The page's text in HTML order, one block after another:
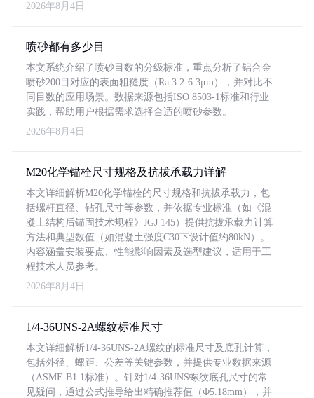
2026年8月4日
喷砂都有多少目
本文系统介绍了喷砂目数的分级标准，重点分析了铝合金
喷砂200目对应的表面粗糙度（Ra 3.2-6.3μm），并对比不
同目数的应用场景。数据来源包括ISO 8503-1标准和行业
实践，帮助用户根据需求选择合适的喷砂参数。
2026年8月4日
M20化学锚栓尺寸规格及抗拔承载力详解
本文详细解析M20化学锚栓的尺寸规格和抗拔承载力，包
括螺杆直径、钻孔尺寸等参数，并依据专业标准（如《混
凝土结构后锚固技术规程》JGJ 145）提供抗拔承载力计算
方法和典型数值（如混凝土强度C30下设计值约80kN）。
内容涵盖安装要点、性能影响因素及选型建议，适用于工
程技术人员参考。
2026年8月4日
1/4-36UNS-2A螺纹标准尺寸
本文详细解析1/4-36UNS-2A螺纹的标准尺寸及底孔计算，
包括外径、螺距、公差等关键参数，并提供专业数据来源
（ASME B1.1标准）。针对1/4-36UNS螺纹底孔尺寸的常
见疑问，通过公式推导给出精确推荐值（Φ5.18mm），并